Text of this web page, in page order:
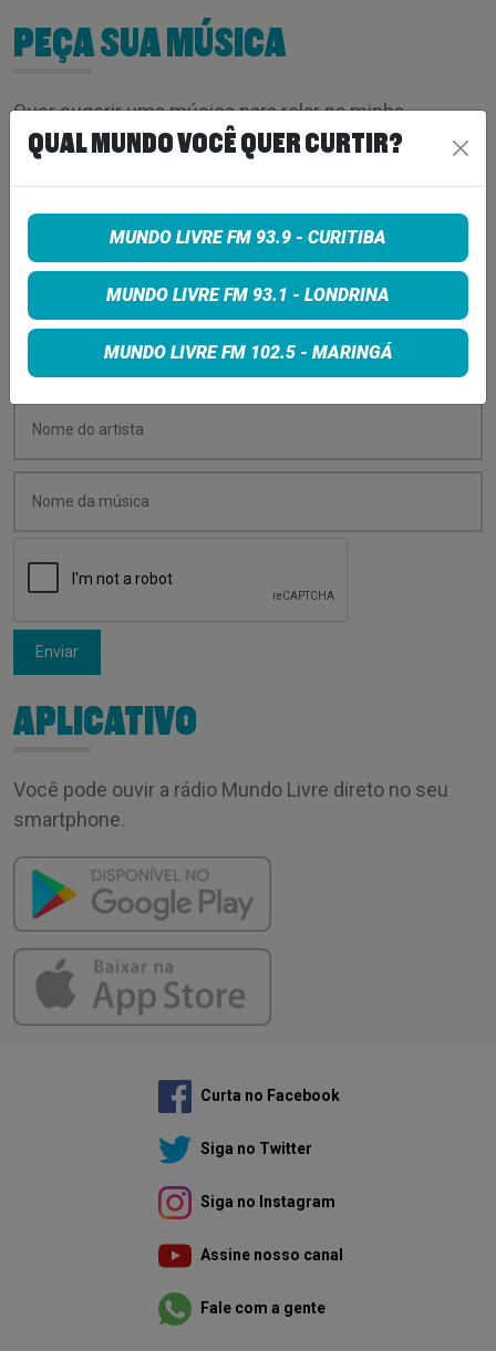
PEÇA SUA MÚSICA
Quer sugerir uma música para rolar na minha
programação? É só preencher os campos abaixo:
Enviar
APLICATIVO
Você pode ouvir a rádio Mundo Livre direto no seu
smartphone.
Curta no Facebook
Siga no Twitter
Siga no Instagram
Assine nosso canal
Fale com a gente
QUAL MUNDO VOCÊ QUER CURTIR?
MUNDO LIVRE FM 93.9 - CURITIBA
MUNDO LIVRE FM 93.1 - LONDRINA
MUNDO LIVRE FM 102.5 - MARINGÁ